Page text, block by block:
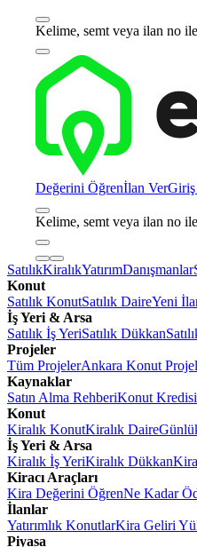
Kelime, semt veya ilan no
Değerini Öğrenİlan VerGiriş
Kelime, semt veya ilan no
SatılıkKiralıkYatırımDanışmanlar
Konut
Satılık KonutSatılık DaireYeni
İş Yeri & Arsa
Satılık İş YeriSatılık Dükkan
Projeler
Tüm ProjelerAnkara Konut
Kaynaklar
Satın Alma RehberiKonut
Konut
Kiralık KonutKiralık Daire
İş Yeri & Arsa
Kiralık İş YeriKiralık Dükkan
Kiracı Araçları
Kira Değerini ÖğrenNe Kadar
İlanlar
Yatırımlık KonutlarKira Geliri
Piyasa